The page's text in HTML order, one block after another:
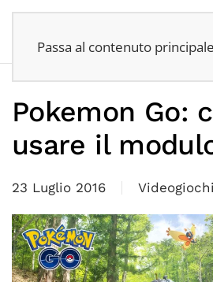
Passa al contenuto principale
Pokemon Go:
usare il
23 Luglio 2016 Videogiochi